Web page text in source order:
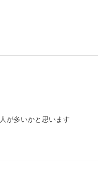
が多いかと思います